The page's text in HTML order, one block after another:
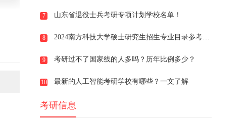
7 山东省退役士兵考研专项计划学校名单！
8 2024南方科技大学硕士研究生招生专业目录参考版公布！
9 考研过不了国家线的人多吗？历年比例多少？
10 最新的人工智能考研学校有哪些？一文了解
考研信息